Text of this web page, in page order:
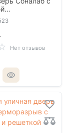
Нет отзывов